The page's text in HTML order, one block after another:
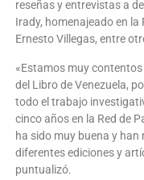
reseñas y entrevistas a
Irady, homenajeado en la
Ernesto Villegas, entre
«Estamos muy
del Libro de Venezuela,
todo el trabajo
cinco años en la Red de
ha sido muy buena y
diferentes ediciones y
puntualizó.